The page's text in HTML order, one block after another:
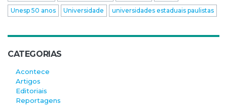
Unesp 50 anos
Universidade universidades estaduais paulistas
CATEGORIAS
Acontece
Artigos
Editoriais
Reportagens